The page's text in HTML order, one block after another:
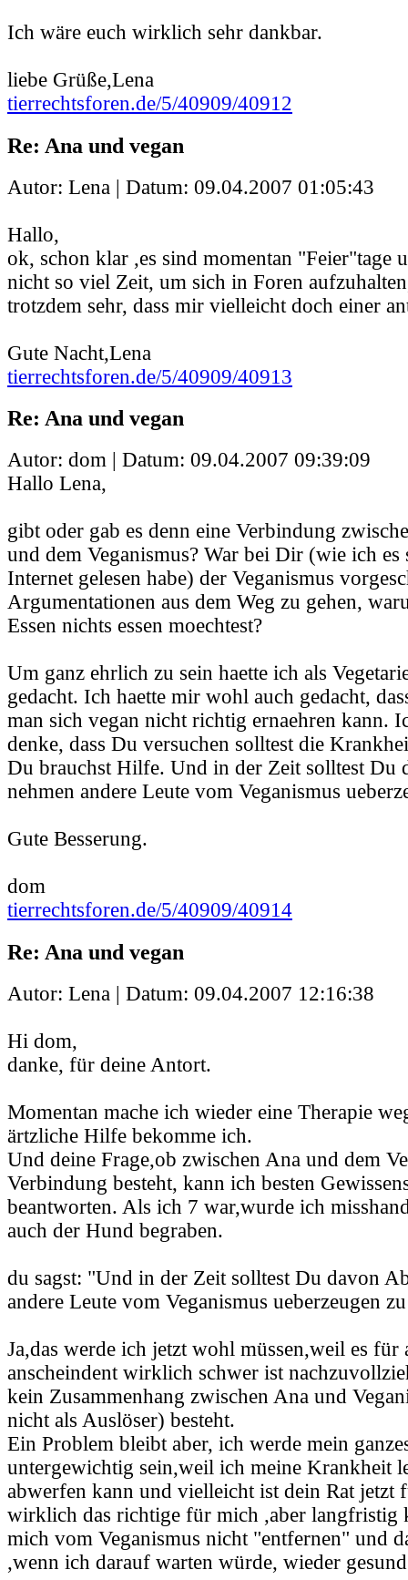
Ich wäre euch wirklich sehr dankbar.
liebe Grüße,Lena
tierrechtsforen.de/5/40909/40912
Re: Ana und vegan
Autor: Lena | Datum: 09.04.2007 01:05:43
Hallo,
ok, schon klar ,es sind momentan "Feier"tage
nicht so viel Zeit, um sich in Foren
trotzdem sehr, dass mir vielleicht doch einer
Gute Nacht,Lena
tierrechtsforen.de/5/40909/40913
Re: Ana und vegan
Autor: dom | Datum: 09.04.2007 09:39:09
Hallo Lena,
gibt oder gab es denn eine Verbindung
und dem Veganismus? War bei Dir (wie ich es
Internet gelesen habe) der Veganismus
Argumentationen aus dem Weg zu gehen,
Essen nichts essen moechtest?
Um ganz ehrlich zu sein haette ich als
gedacht. Ich haette mir wohl auch gedacht,
man sich vegan nicht richtig ernaehren kann.
denke, dass Du versuchen solltest die
Du brauchst Hilfe. Und in der Zeit solltest Du
nehmen andere Leute vom Veganismus
Gute Besserung.
dom
tierrechtsforen.de/5/40909/40914
Re: Ana und vegan
Autor: Lena | Datum: 09.04.2007 12:16:38
Hi dom,
danke, für deine Antort.
Momentan mache ich wieder eine Therapie
ärtzliche Hilfe bekomme ich.
Und deine Frage,ob zwischen Ana und dem
Verbindung besteht, kann ich besten
beantworten. Als ich 7 war,wurde ich
auch der Hund begraben.
du sagst: "Und in der Zeit solltest Du davon
andere Leute vom Veganismus ueberzeugen
Ja,das werde ich jetzt wohl müssen,weil es für
anscheindent wirklich schwer ist
kein Zusammenhang zwischen Ana und
nicht als Auslöser) besteht.
Ein Problem bleibt aber, ich werde mein
untergewichtig sein,weil ich meine Krankheit
abwerfen kann und vielleicht ist dein Rat jetzt
wirklich das richtige für mich ,aber langfristig
mich vom Veganismus nicht "entfernen" und
,wenn ich darauf warten würde, wieder